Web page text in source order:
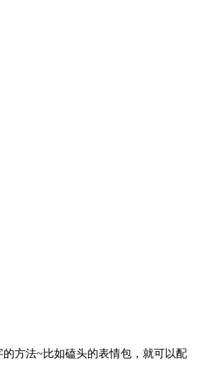
方法~比如磕头的表情包，就可以配